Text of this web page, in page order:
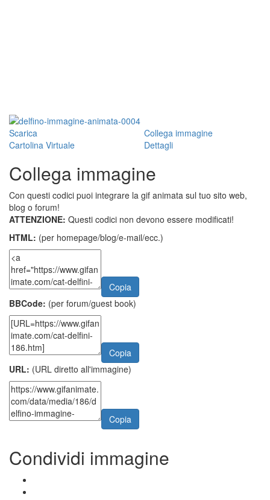
Scarica
Collega immagine
Cartolina Virtuale
Dettagli
Collega immagine
Con questi codici puoi integrare la gif animata sul tuo sito web,
blog o forum!
ATTENZIONE: Questi codici non devono essere modificati!
HTML: (per homepage/blog/e-mail/ecc.)
Copia
BBCode: (per forum/guest book)
Copia
URL: (URL diretto all'immagine)
Copia
Condividi immagine